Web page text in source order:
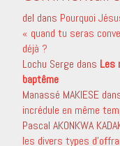
del dans Pourquoi
« quand tu seras
déjà ?
Lochu Serge dans Les
baptême
Manassé MAKIESE
incrédule en même
Pascal AKONKWA
les divers types